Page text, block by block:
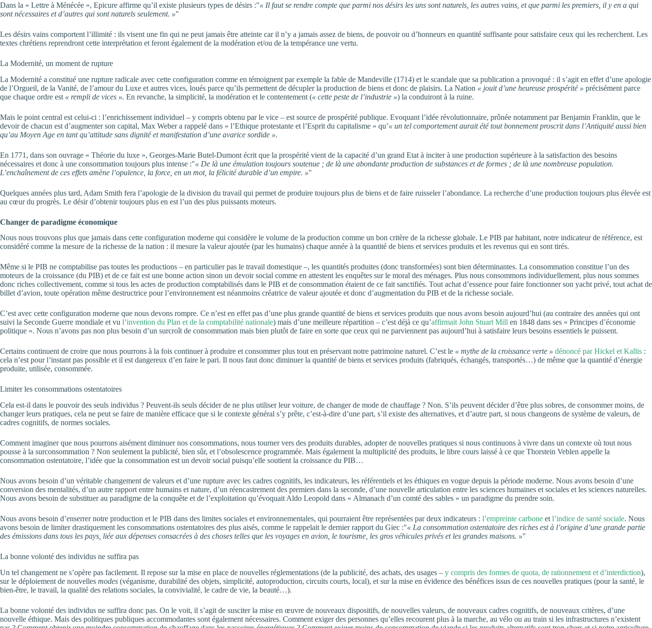
Dans la « Lettre à Ménécée », Epicure affirme qu’il existe plusieurs types de désirs : « Il faut se rendre compte que parmi nos désirs les uns sont naturels, les autres vains, et que parmi les premiers, il y en a qui
sont nécessaires et d’autres qui sont naturels seulement. »
Les désirs vains comportent l’illimité : ils visent une fin qui ne peut jamais être atteinte car il n’y a jamais assez de biens, de pouvoir ou d’honneurs en quantité suffisante pour satisfaire ceux qui les recherchent. Les
textes chrétiens reprendront cette interprétation et feront également de la modération et/ou de la tempérance une vertu.
La Modernité, un moment de rupture
La Modernité a constitué une rupture radicale avec cette configuration comme en témoignent par exemple la fable de Mandeville (1714) et le scandale que sa publication a provoqué : il s’agit en effet d’une apologie
de l’Orgueil, de la Vanité, de l’amour du Luxe et autres vices, loués parce qu’ils permettent de décupler la production de biens et donc de plaisirs. La Nation « jouit d’une heureuse prospérité » précisément parce
que chaque ordre est « rempli de vices ». En revanche, la simplicité, la modération et le contentement (« cette peste de l’industrie ») la conduiront à la ruine.
Mais le point central est celui-ci : l’enrichissement individuel – y compris obtenu par le vice – est source de prospérité publique. Evoquant l’idée révolutionnaire, prônée notamment par Benjamin Franklin, que le
devoir de chacun est d’augmenter son capital, Max Weber a rappelé dans « l’Ethique protestante et l’Esprit du capitalisme » qu’« un tel comportement aurait été tout bonnement proscrit dans l’Antiquité aussi bien
qu’au Moyen Age en tant qu’attitude sans dignité et manifestation d’une avarice sordide ».
En 1771, dans son ouvrage « Théorie du luxe », Georges-Marie Butel-Dumont écrit que la prospérité vient de la capacité d’un grand Etat à inciter à une production supérieure à la satisfaction des besoins
nécessaires et donc à une consommation toujours plus intense : « De là une émulation toujours soutenue ; de là une abondante production de substances et de formes ; de là une nombreuse population.
L’enchaînement de ces effets amène l’opulence, la force, en un mot, la félicité durable d’un empire. »
Quelques années plus tard, Adam Smith fera l’apologie de la division du travail qui permet de produire toujours plus de biens et de faire ruisseler l’abondance. La recherche d’une production toujours plus élevée est
au cœur du progrès. Le désir d’obtenir toujours plus en est l’un des plus puissants moteurs.
Changer de paradigme économique
Nous nous trouvons plus que jamais dans cette configuration moderne qui considère le volume de la production comme un bon critère de la richesse globale. Le PIB par habitant, notre indicateur de référence, est
considéré comme la mesure de la richesse de la nation : il mesure la valeur ajoutée (par les humains) chaque année à la quantité de biens et services produits et les revenus qui en sont tirés.
Même si le PIB ne comptabilise pas toutes les productions – en particulier pas le travail domestique –, les quantités produites (donc transformées) sont bien déterminantes. La consommation constitue l’un des
moteurs de la croissance (du PIB) et de ce fait est une bonne action sinon un devoir social comme en attestent les enquêtes sur le moral des ménages. Plus nous consommons individuellement, plus nous sommes
donc riches collectivement, comme si tous les actes de production comptabilisés dans le PIB et de consommation étaient de ce fait sanctifiés. Tout achat d’essence pour faire fonctionner son yacht privé, tout achat de
billet d’avion, toute opération même destructrice pour l’environnement est néanmoins créatrice de valeur ajoutée et donc d’augmentation du PIB et de la richesse sociale.
C’est avec cette configuration moderne que nous devons rompre. Ce n’est en effet pas d’une plus grande quantité de biens et services produits que nous avons besoin aujourd’hui (au contraire des années qui ont
suivi la Seconde Guerre mondiale et vu l’invention du Plan et de la comptabilité nationale) mais d’une meilleure répartition – c’est déjà ce qu’affirmait John Stuart Mill en 1848 dans ses « Principes d’économie
politique ». Nous n’avons pas non plus besoin d’un surcroît de consommation mais bien plutôt de faire en sorte que ceux qui ne parviennent pas aujourd’hui à satisfaire leurs besoins essentiels le puissent.
Certains continuent de croire que nous pourrons à la fois continuer à produire et consommer plus tout en préservant notre patrimoine naturel. C’est le « mythe de la croissance verte » dénoncé par Hickel et Kallis :
cela n’est pour l’instant pas possible et il est dangereux d’en faire le pari. Il nous faut donc diminuer la quantité de biens et services produits (fabriqués, échangés, transportés…) de même que la quantité d’énergie
produite, utilisée, consommée.
Limiter les consommations ostentatoires
Cela est-il dans le pouvoir des seuls individus ? Peuvent-ils seuls décider de ne plus utiliser leur voiture, de changer de mode de chauffage ? Non. S’ils peuvent décider d’être plus sobres, de consommer moins, de
changer leurs pratiques, cela ne peut se faire de manière efficace que si le contexte général s’y prête, c’est-à-dire d’une part, s’il existe des alternatives, et d’autre part, si nous changeons de système de valeurs, de
cadres cognitifs, de normes sociales.
Comment imaginer que nous pourrons aisément diminuer nos consommations, nous tourner vers des produits durables, adopter de nouvelles pratiques si nous continuons à vivre dans un contexte où tout nous
pousse à la surconsommation ? Non seulement la publicité, bien sûr, et l’obsolescence programmée. Mais également la multiplicité des produits, le libre cours laissé à ce que Thorstein Veblen appelle la
consommation ostentatoire, l’idée que la consommation est un devoir social puisqu’elle soutient la croissance du PIB…
Nous avons besoin d’un véritable changement de valeurs et d’une rupture avec les cadres cognitifs, les indicateurs, les référentiels et les éthiques en vogue depuis la période moderne. Nous avons besoin d’une
conversion des mentalités, d’un autre rapport entre humains et nature, d’un réencastrement des premiers dans la seconde, d’une nouvelle articulation entre les sciences humaines et sociales et les sciences naturelles.
Nous avons besoin de substituer au paradigme de la conquête et de l’exploitation qu’évoquait Aldo Leopold dans « Almanach d’un comté des sables » un paradigme du prendre soin.
Nous avons besoin d’enserrer notre production et le PIB dans des limites sociales et environnementales, qui pourraient être représentées par deux indicateurs : l’empreinte carbone et l’indice de santé sociale. Nous
avons besoin de limiter drastiquement les consommations ostentatoires des plus aisés, comme le rappelait le dernier rapport du Giec : « La consommation ostentatoire des riches est à l’origine d’une grande partie
des émissions dans tous les pays, liée aux dépenses consacrées à des choses telles que les voyages en avion, le tourisme, les gros véhicules privés et les grandes maisons. »
La bonne volonté des individus ne suffira pas
Un tel changement ne s’opère pas facilement. Il repose sur la mise en place de nouvelles réglementations (de la publicité, des achats, des usages – y compris des formes de quota, de rationnement et d’interdiction),
sur le déploiement de nouvelles modes (véganisme, durabilité des objets, simplicité, autoproduction, circuits courts, local), et sur la mise en évidence des bénéfices issus de ces nouvelles pratiques (pour la santé, le
bien-être, le travail, la qualité des relations sociales, la convivialité, le cadre de vie, la beauté…).
La bonne volonté des individus ne suffira donc pas. On le voit, il s’agit de susciter la mise en œuvre de nouveaux dispositifs, de nouvelles valeurs, de nouveaux cadres cognitifs, de nouveaux critères, d’une
nouvelle éthique. Mais des politiques publiques accommodantes sont également nécessaires. Comment exiger des personnes qu’elles recourent plus à la marche, au vélo ou au train si les infrastructures n’existent